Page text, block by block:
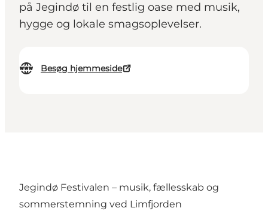
på Jegindø til en festlig oase med musik,
hygge og lokale smagsoplevelser.
Besøg hjemmeside
Jegindø Festivalen – musik, fællesskab og
sommerstemning ved Limfjorden